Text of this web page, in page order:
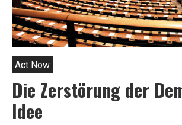
Act Now
Die Zerstörung der
Idee